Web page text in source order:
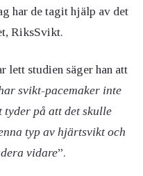
har de tagit hjälp av det
RiksSvikt.
lett studien säger han att
svikt-pacemaker inte
på att det skulle
typ av hjärtsvikt och
vidare”.